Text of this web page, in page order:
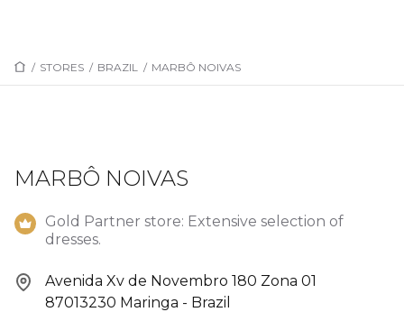
/ STORES / BRAZIL / MARBÔ NOIVAS
MARBÔ NOIVAS
Gold Partner store: Extensive selection of
dresses.
Avenida Xv de Novembro 180 Zona 01
87013230 Maringa - Brazil